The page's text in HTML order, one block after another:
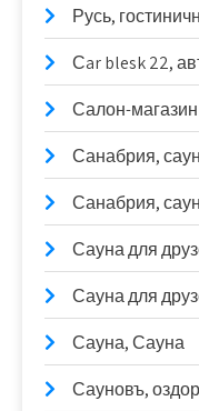
Русь,
Сar blesk 22,
Салон-
Санабрия,
Санабрия,
Сауна для
Сауна для
Сауна, Сауна
Сауновъ,